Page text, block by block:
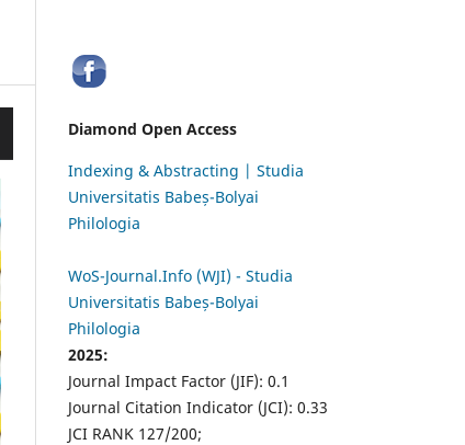
Diamond Open Access
Indexing & Abstracting | Studia
Universitatis Babeș-Bolyai
Philologia
WoS-Journal.Info (WJI) - Studia
Universitatis Babeș-Bolyai
Philologia
2025:
Journal Impact Factor (JIF): 0.1
Journal Citation Indicator (JCI): 0.33
JCI RANK 127/200;